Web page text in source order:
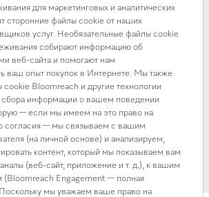
сборки и удобство ежедневного
QuickPowerWash
мойку за 58 минут — без
Модель гармонично
и соответствует базовым
и уходу.
с другими видами
акции могут быть изменены
уведомления.
для маркетинговых и аналитических
сторонние файлы cookie от наших
услуг. Необязательные файлы cookie
собирают информацию об
веб-сайта и помогают нам
ваш опыт покупок в Интернете. Мы также
Bloomreach и другие технологии
сбора информации о вашем поведении
— если мы имеем на это право на
согласия — мы связываем с вашим
(на личной основе) и анализируем,
контент, который мы показываем вам
(веб-сайт, приложение и т. д.), к вашим
(Bloomreach Engagement — полная
мы уважаем ваше право на